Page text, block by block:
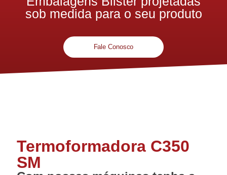
sob medida para o seu produto
Fale Conosco
Termoformadora C350
SM